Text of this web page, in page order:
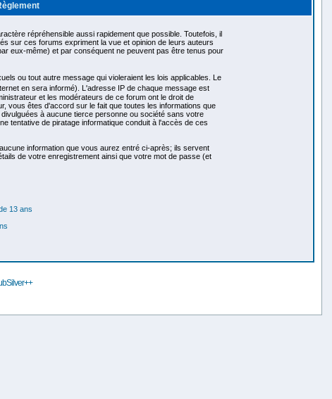
répréhensible aussi rapidement que possible. Toutefois, il
sur ces forums expriment la vue et opinion de leurs auteurs
eux-même) et par conséquent ne peuvent pas être tenus pour
ou tout autre message qui violeraient les lois applicables. Le
en sera informé). L'adresse IP de chaque message est
et les modérateurs de ce forum ont le droit de
vous êtes d'accord sur le fait que toutes les informations que
à aucune tierce personne ou société sans votre
tentative de piratage informatique conduit à l'accès de ces
information que vous aurez entré ci-après; ils servent
de votre enregistrement ainsi que votre mot de passe (et
13 ans